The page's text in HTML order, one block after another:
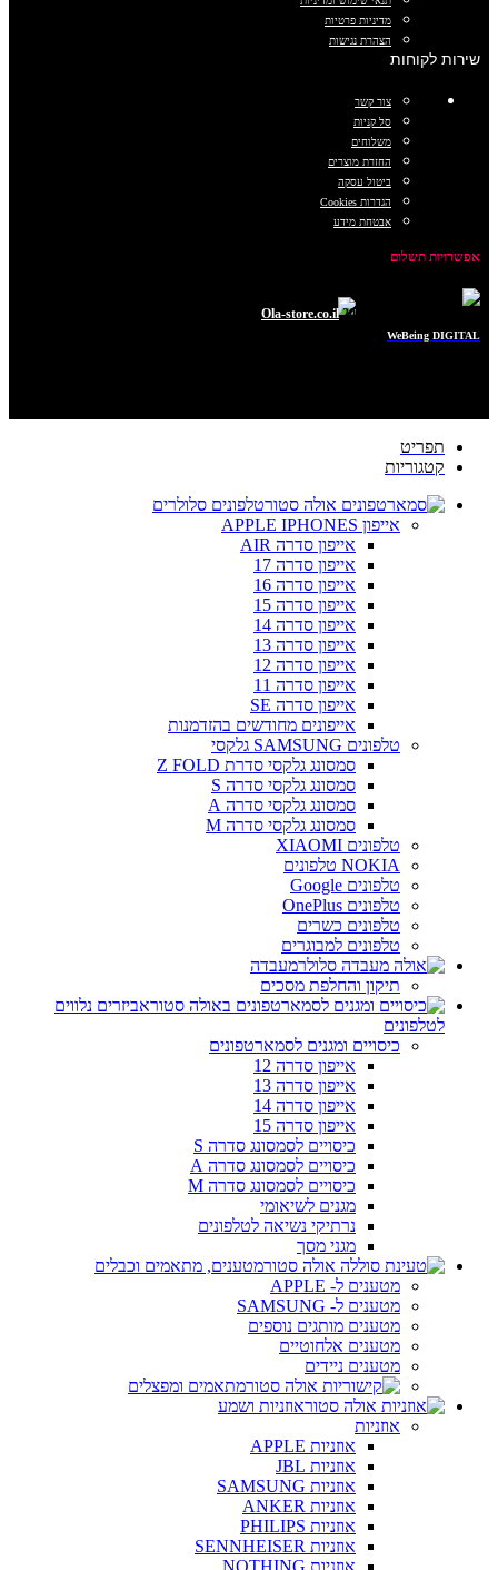
מדיניות פרטיות
הצהרת נגישות
שירות לקוחות
צור קשר
סל קניות
משלוחים
החזרת מוצרים
ביטול עסקה
הגדרות Cookies
אבטחת מידע
אפשרויות תשלום
Ola-store.co.il
WeBeing DIGITAL
תפריט
קטגוריות
טלפונים סלולרים
אייפון APPLE IPHONES
אייפון סדרה AIR
אייפון סדרה 17
אייפון סדרה 16
אייפון סדרה 15
אייפון סדרה 14
אייפון סדרה 13
אייפון סדרה 12
אייפון סדרה 11
אייפון סדרה SE
אייפונים מחודשים בהזדמנות
טלפונים SAMSUNG גלקסי
סמסונג גלקסי סדרת Z FOLD
סמסונג גלקסי סדרה S
סמסונג גלקסי סדרה A
סמסונג גלקסי סדרה M
טלפונים XIAOMI
NOKIA טלפונים
טלפונים Google
טלפונים OnePlus
טלפונים כשרים
טלפונים למבוגרים
מעבדה
תיקון והחלפת מסכים
אביזרים נלווים
לטלפונים
כיסויים ומגנים לסמארטפונים
אייפון סדרה 12
אייפון סדרה 13
אייפון סדרה 14
אייפון סדרה 15
כיסויים לסמסונג סדרה S
כיסויים לסמסונג סדרה A
כיסויים לסמסונג סדרה M
מגנים לשיאומי
נרתיקי נשיאה לטלפונים
מגני מסך
מטענים, מתאמים וכבלים
מטענים ל- APPLE
מטענים ל- SAMSUNG
מטענים מותגים נוספים
מטענים אלחוטיים
מטענים ניידים
מתאמים ומפצלים
אוזניות ושמע
אוזניות
אוזניות APPLE
אוזניות JBL
אוזניות SAMSUNG
אוזניות ANKER
אוזניות PHILIPS
אוזניות SENNHEISER
אוזניות NOTHING